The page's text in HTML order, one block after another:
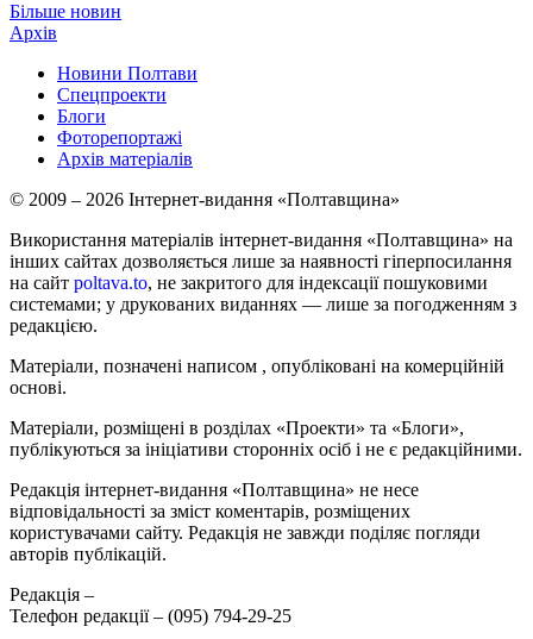
Більше новин
Архів
Новини Полтави
Спецпроекти
Блоги
Фоторепортажі
Архів матеріалів
© 2009 – 2026 Інтернет-видання «Полтавщина»
Використання матеріалів інтернет-видання «Полтавщина» на
інших сайтах дозволяється лише за наявності гіперпосилання
на сайт poltava.to, не закритого для індексації пошуковими
системами; у друкованих виданнях — лише за погодженням з
редакцією.
Матеріали, позначені написом , опубліковані на комерційній
основі.
Матеріали, розміщені в розділах «Проекти» та «Блоги»,
публікуються за ініціативи сторонніх осіб і не є редакційними.
Редакція інтернет-видання «Полтавщина» не несе
відповідальності за зміст коментарів, розміщених
користувачами сайту. Редакція не завжди поділяє погляди
авторів публікацій.
Редакція –
Телефон редакції – (095) 794-29-25